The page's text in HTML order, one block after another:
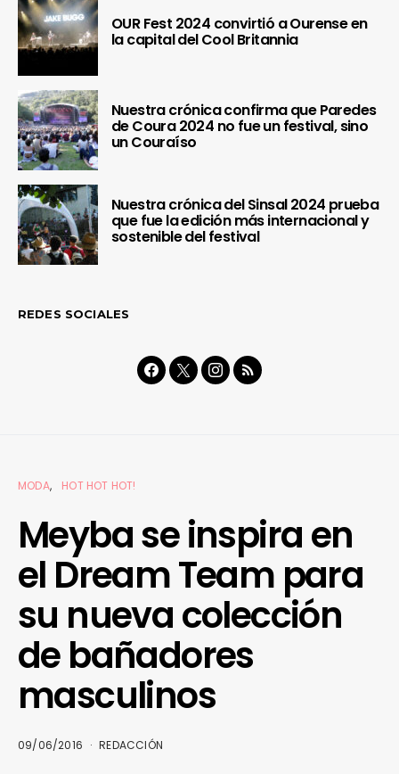
OUR Fest 2024 convirtió a Ourense en
la capital del Cool Britannia
Nuestra crónica confirma que Paredes
de Coura 2024 no fue un festival, sino
un Couraíso
Nuestra crónica del Sinsal 2024 prueba
que fue la edición más internacional y
sostenible del festival
REDES SOCIALES
MODA HOT HOT HOT!
Meyba se inspira en
el Dream Team para
su nueva colección
de bañadores
masculinos
09/06/2016 REDACCIÓN